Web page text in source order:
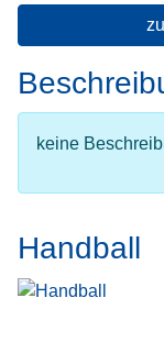
keine
Handball